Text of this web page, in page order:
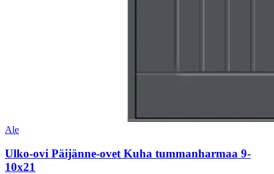
Ale
Ulko-ovi Päijänne-ovet Kuha tummanharmaa 9-
10x21